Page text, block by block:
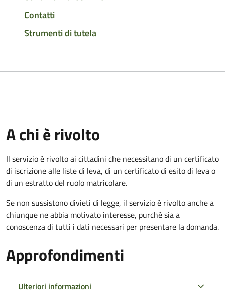
Contatti
Strumenti di tutela
A chi è rivolto
Il servizio è rivolto ai cittadini che necessitano di un certificato
di iscrizione alle liste di leva, di un certificato di esito di leva o
di un estratto del ruolo matricolare.
Se non sussistono divieti di legge, il servizio è rivolto anche a
chiunque ne abbia motivato interesse, purché sia a
conoscenza di tutti i dati necessari per presentare la domanda.
Approfondimenti
Ulteriori informazioni